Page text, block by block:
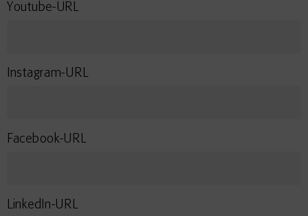
Youtube-URL
Instagram-URL
Facebook-URL
LinkedIn-URL